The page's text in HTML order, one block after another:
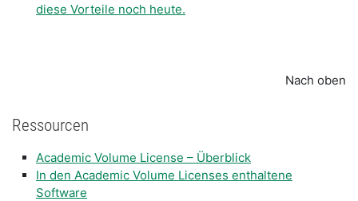
diese Vorteile noch heute.
Nach oben
Ressourcen
​Academic Volume License – Überblick
In den Academic Volume Licenses enthaltene
Software